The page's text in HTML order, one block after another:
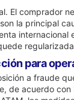
El comprador
la principal
para
a fraude
de acuerdo con